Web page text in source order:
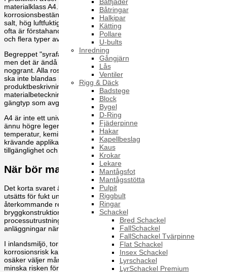
Båtringar
Halkipar
Kätting
Pollare
U-bults
Inredning
Gångjärn
Lås
Ventiler
Rigg & Däck
Badstege
Block
Bygel
D-Ring
Fjäderpinne
Hakar
Kapellbeslag
Kaus
Krokar
Lekare
Mantågsfot
Mantågsstötta
Pulpit
Riggbult
Ringar
Schackel
Bred Schackel
FallSchackel
FallSchackel Tvärpinne
Flat Schackel
Insex Schackel
Lyrschackel
LyrSchackel Premium
materialklass A4. A4 är en rostfri stålkvalitet med högre
korrosionsbeständighet än A2, framför allt i miljöer med klorider,
salt, hög luftfuktighet och viss kemisk belastning. Det är därför A4
ofta är förstahandsvalet inom marin användning, kustnära montage
och flera typer av industriell utrustning.
Begreppet "syrafast" används brett på den svenska marknaden,
men det är ändå viktigt att läsa den tekniska specifikationen
noggrant. Alla rostfria skruvar är inte likvärdiga, och materialklass
ska inte blandas ihop med endast ytfinish eller allmän
produktbeskrivning. För professionell användning är det
materialbeteckning, standard, hållfasthetsnivå, dimension och
gängtyp som avgör om artikeln är rätt.
A4 är inte ett universellt svar på alla problem. I vissa miljöer krävs
ännu högre legeringsnivåer eller särskilda material beroende på
temperatur, kemikalier och lastfall. Men för ett stort antal normala till
krävande applikationer är syrafast rätt balans mellan beständighet,
tillgänglighet och kostnad.
När bör man välja syrafasta skruvar?
Det korta svaret är att syrafasta skruvar bör väljas när infästningen
utsätts för fukt under lång tid, förorenad miljö, salt eller
återkommande rengöring. Det gäller exempelvis
bryggkonstruktioner, räcken, fasaddetaljer, ventilationsinstallationer,
processutrustning och komponenter i servicefordon eller
anläggningar nära havet.
I inlandsmiljö, torr inomhusmiljö eller enklare montage utan större
korrosionsrisk kan A2 vara fullt tillräckligt. Men när driftsmiljön är
osäker väljer många professionella användare A4 direkt för att
minska risken för reklamation, ommontage och onödigt underhåll.